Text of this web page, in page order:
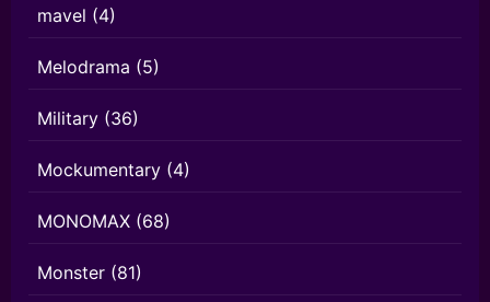
mavel (4)
Melodrama (5)
Military (36)
Mockumentary (4)
MONOMAX (68)
Monster (81)